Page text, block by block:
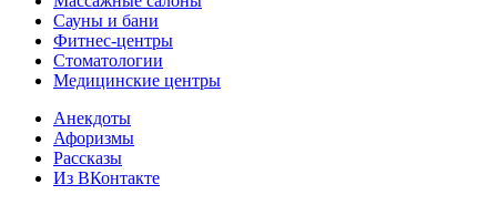
Сауны и бани
Фитнес-центры
Стоматологии
Медицинские центры
Анекдоты
Афоризмы
Рассказы
Из ВКонтакте